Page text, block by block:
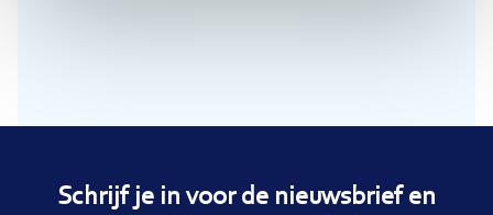
Schrijf je in voor de nieuwsbrief en